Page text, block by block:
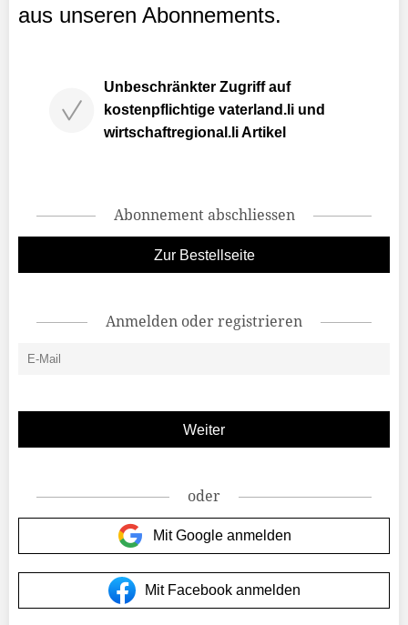
aus unseren Abonnements.
Unbeschränkter Zugriff auf
kostenpflichtige vaterland.li und
wirtschaftregional.li Artikel
Abonnement abschliessen
Zur Bestellseite
Anmelden oder registrieren
oder
Mit Google anmelden
Mit Facebook anmelden